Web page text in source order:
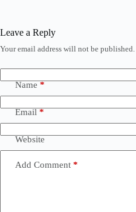
Leave a Reply
Your email address will not be published.
Name *
Email *
Website
Add Comment *